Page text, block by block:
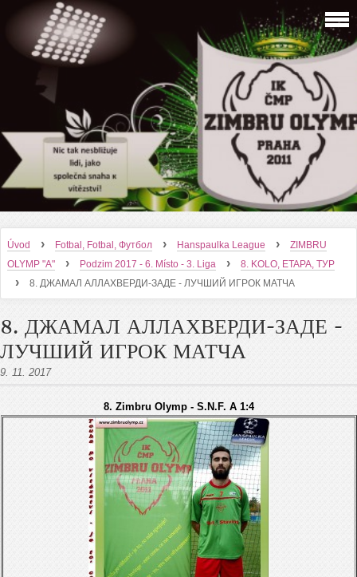
Úvod › Fotbal, Fotbal, Футбол › Hanspaulka League ›
ZIMBRU
OLYMP "A"
› Podzim 2017 - 6. Místo - 3. Liga › 8. KOLO, ETAPA, ТУР
› 8. ДЖАМАЛ АЛЛАХВЕРДИ-ЗАДЕ - ЛУЧШИЙ ИГРОК МАТЧA
8. ДЖАМАЛ АЛЛАХВЕРДИ-ЗАДЕ -
ЛУЧШИЙ ИГРОК МАТЧA
9. 11. 2017
8. Zimbru Olymp - S.N.F. A 1:4